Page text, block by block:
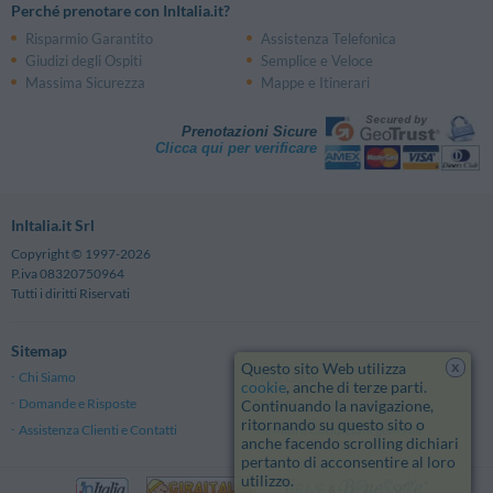
Caldonazzo
Viale Stazione - Caldonazzo
Calceranica
Sp1 - Calceranica Al Lago
Perché prenotare con InItalia.it?
Risparmio Garantito
Assistenza Telefonica
Giudizi degli Ospiti
Semplice e Veloce
Massima Sicurezza
Mappe e Itinerari
Prenotazioni Sicure
Clicca qui per verificare
InItalia.it Srl
Copyright © 1997-2026
P.iva 08320750964
Tutti i diritti Riservati
Sitemap
Chi Siamo
Note Legali
Domande e Risposte
Privacy
Assistenza Clienti e Contatti
Termini e Condizioni generali
x
Questo sito Web utilizza
cookie, anche di terze parti.
Continuando la navigazione,
ritornando su questo sito o
anche facendo scrolling dichiari
pertanto di acconsentire al loro
utilizzo.